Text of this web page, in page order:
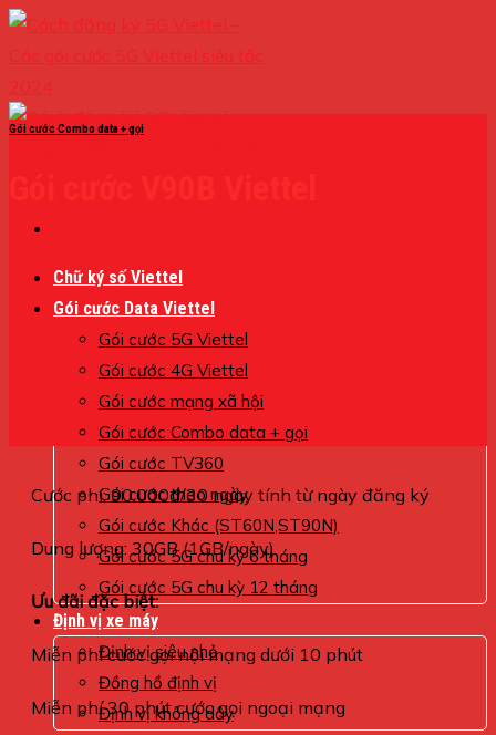
Skip
to
content
Chữ ký số Viettel
Gói cước Data Viettel
Gói cước 5G Viettel
Gói cước 4G Viettel
Gói cước mạng xã hội
Gói cước Combo data + gọi
Gói cước TV360
Gói cước theo ngày
Gói cước Khác (ST60N,ST90N)
Gói cước 5G chu kỳ 6 tháng
Gói cước 5G chu kỳ 12 tháng
Định vị xe máy
Định vị siêu nhỏ
Đồng hồ định vị
Định vị không dây
Gói cước Combo data + gọi
Cước phí: 90.000đ/30 ngày tính từ ngày đăng ký
Dung lượng: 30GB (1GB/ngày)
Ưu đãi đặc biệt:
Miễn phí cước gọi nội mạng dưới 10 phút
Miễn phí 30 phút cước gọi ngoại mạng